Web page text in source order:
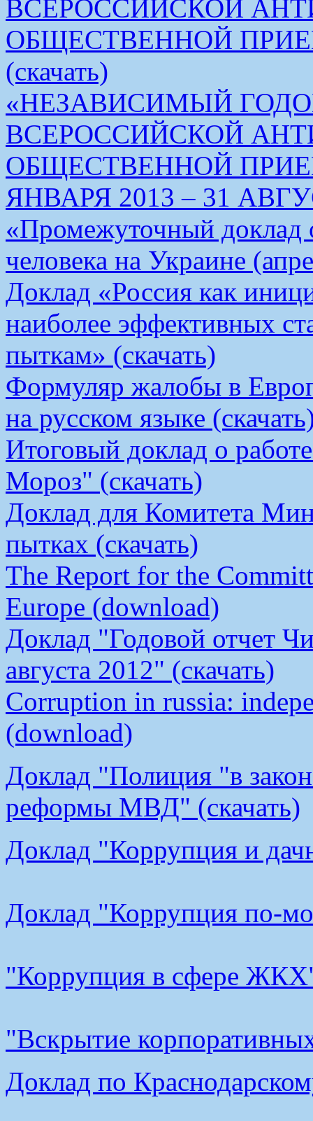
ВСЕРОССИЙСКОЙ
ОБЩЕСТВЕННОЙ
(скачать)
«НЕЗАВИСИМЫЙ
ВСЕРОССИЙСКОЙ
ОБЩЕСТВЕННОЙ
ЯНВАРЯ 2013 – 31
«Промежуточный доклад
человека на Украине
Доклад «Россия как
наиболее эффективных
пыткам» (скачать)
Формуляр жалобы в
на русском языке
Итоговый доклад о
Мороз" (скачать)
Доклад для Комитета
пытках (скачать)
The Report for the
Europe (download)
Доклад "Годовой отчет
августа 2012" (скачать)
Corruption in russia:
(download)
Доклад "Полиция "в
реформы МВД" (скачать)
Доклад "Коррупция и
Доклад "Коррупция по-
"Коррупция в сфере ЖКХ"
"Вскрытие
Доклад по